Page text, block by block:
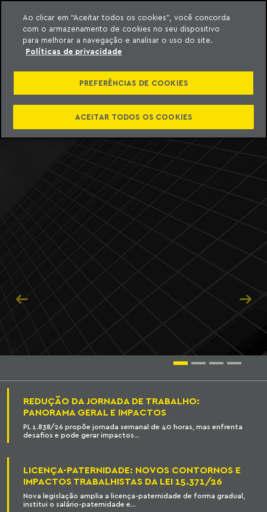
Meyer
Relatório Anual com
destaques de 2025
SAIBA MAIS
Anterior
REDUÇÃO DA JORNADA DE TRABALHO:
PANORAMA GERAL E IMPACTOS
PL 1.838/26 propõe jornada semanal de 40 horas, mas enfrenta
desafios e pode gerar impactos...
LICENÇA-PATERNIDADE: NOVOS CONTORNOS E
IMPACTOS TRABALHISTAS DA LEI 15.371/26
Nova legislação amplia a licença-paternidade de forma gradual,
institui o salário-paternidade e...
Ao clicar em “Aceitar todos os cookies”, você concorda
com o armazenamento de cookies no seu dispositivo
para melhorar a navegação e analisar o uso do site.
Políticas de privacidade
PREFERÊNCIAS DE COOKIES
ACEITAR TODOS OS COOKIES